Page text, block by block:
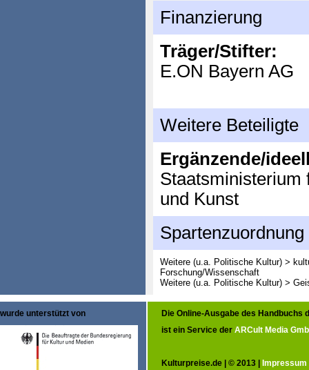
Finanzierung
Träger/Stifter:
E.ON Bayern AG
Weitere Beteiligte
Ergänzende/
Staatsministerium
und Kunst
Spartenzuordnung
Weitere (u.a. Politische Kultur) >
Forschung/Wissenschaft
Weitere (u.a. Politische Kultur) >
wurde unterstützt von
Die Online-Ausgabe des Handbuchs
ist ein Service der ARCult Media
Kulturpreise.de | © 2013 | Impressum